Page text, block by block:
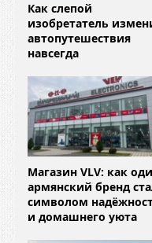
Как слепой
изобретатель
автопутешествия
навсегда
Магазин VLV: как
армянский бренд
символом
и домашнего уюта